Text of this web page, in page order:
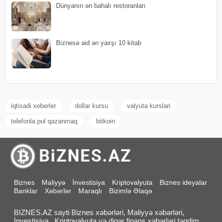
Dünyanın ən bahalı restoranları
Biznesə aid ən yaxşı 10 kitab
iqtisadi xeberler dollar kursu valyuta kurslari
telefonla pul qazanmaq bitkoin
Biznes Maliyyə İnvestisiya Kriptovalyuta
Biznes ideyalar
Banklar
Xəbərlər Maraqlı Bizimlə Əlaqə
BIZNES.AZ sayti Biznes xəbərləri, Maliyyə xəbərləri,